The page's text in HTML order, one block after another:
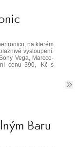
na kterém
vystoupení.
Vega, Marcco-
cenu 390,- Kč s
Baru